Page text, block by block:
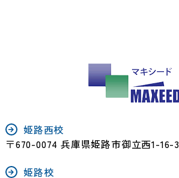
姫路西校
〒670-0074 兵庫県姫路市御立西1-16-3
姫路校